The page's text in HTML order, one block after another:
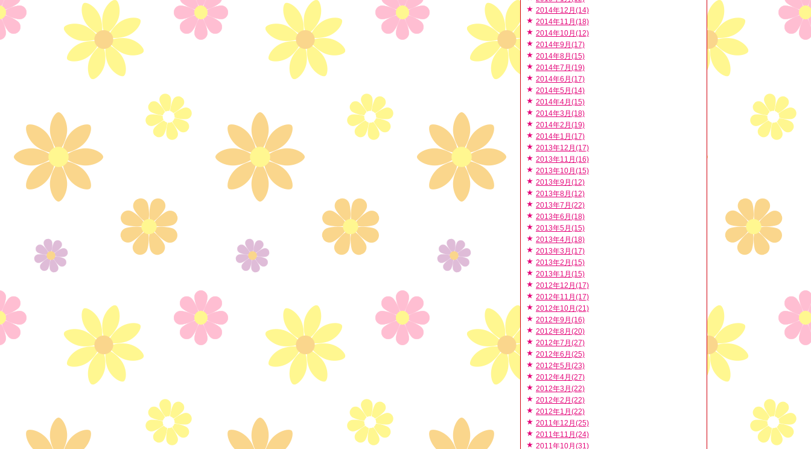
2014年12月(14)
2014年11月(18)
2014年10月(12)
2014年9月(17)
2014年8月(15)
2014年7月(19)
2014年6月(17)
2014年5月(14)
2014年4月(15)
2014年3月(18)
2014年2月(19)
2014年1月(17)
2013年12月(17)
2013年11月(16)
2013年10月(15)
2013年9月(12)
2013年8月(12)
2013年7月(22)
2013年6月(18)
2013年5月(15)
2013年4月(18)
2013年3月(17)
2013年2月(15)
2013年1月(15)
2012年12月(17)
2012年11月(17)
2012年10月(21)
2012年9月(16)
2012年8月(20)
2012年7月(27)
2012年6月(25)
2012年5月(23)
2012年4月(27)
2012年3月(22)
2012年2月(22)
2012年1月(22)
2011年12月(25)
2011年11月(24)
2011年10月(31)